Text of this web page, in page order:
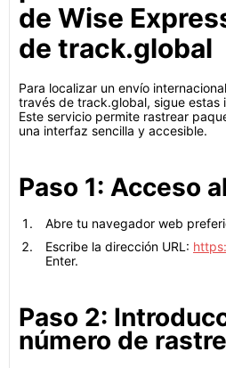
de Wise
de track.global
Para localizar un envío
través de track.global, sigue estas
Este servicio permite rastrear
una interfaz sencilla y accesible.
Paso 1: Acceso
Abre tu navegador web
Escribe la dirección URL:
Enter.
Paso 2:
número de